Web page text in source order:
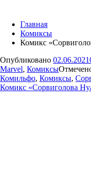
Главная
Комиксы
Комикс
Опубликовано 02.06.2021
Marvel, Комиксы
Комильфо, Комиксы,
Комикс «Сорвиголова